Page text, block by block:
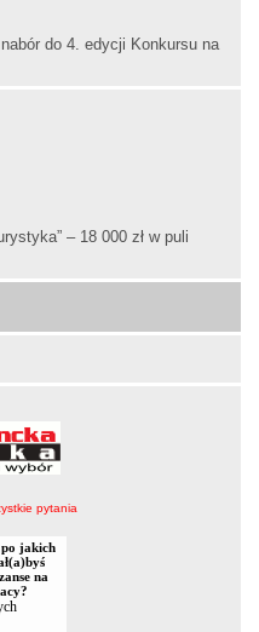
do 4. edycji Konkursu na
– 18 000 zł w puli
pytania